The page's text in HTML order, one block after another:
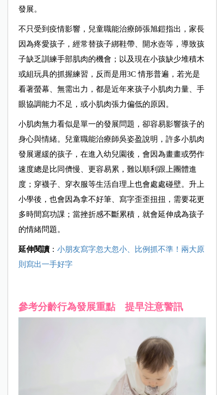
發展。
不只受到疫情影響，兒童職能治療師張旭鎧指出，家長
因為疼愛孩子，經常替孩子綁鞋帶、開水壺等，導致孩
子缺乏訓練手部肌肉的機會；以及現在小孩缺少堆積木
或組玩具的抓握練習，反而是用3C 情形普遍，若光是
看著螢幕、無需出力，都是近年來孩子小肌肉力量、手
眼協調能力不足，或小肌肉張力偏低的原因。
小肌肉無力看似是單一的發展問題，卻容易影響孩子的
身心與情緒。兒童職能治療師吳姿盈說明，許多小肌肉
發展遲緩的孩子，在進入幼兒園後，會因為畫畫或勞作
速度總是比同儕慢、更容易累，難以順利跟上團體進
度；穿襪子、穿衣服等生活自理上也會處處碰壁。升上
小學後，也會因為拿不好筆、寫字歪歪扭扭，需要花更
多時間寫功課；當挫折感不斷累積，就會延伸成為孩子
的情緒問題。
延伸閱讀： 小朋友寫字忽大忽小、比例抓不準！兩大原
則寫出一手好字
參考分齡行為發展重點 提早注意警訊